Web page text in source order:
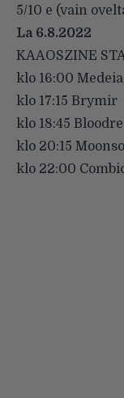
5/10 e (vain
La 6.8.2022
KAAOSZINE
klo 16:00 Medeia
klo 17:15 Brymir
klo 18:45
klo 20:15
klo 22:00